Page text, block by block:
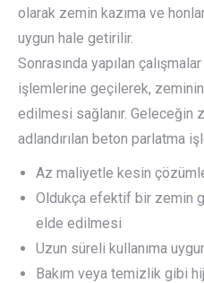
olarak zemin kazıma ve
uygun hale getirilir.
Sonrasında yapılan
işlemlerine geçilerek,
edilmesi sağlanır. Geleceğin
adlandırılan beton parlatma
Az maliyetle kesin
Oldukça efektif bir zemin
elde edilmesi
Uzun süreli kullanıma
Bakım veya temizlik gibi